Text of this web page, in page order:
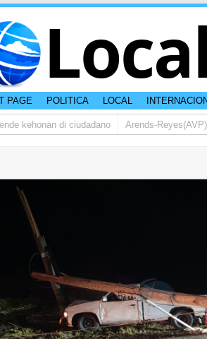
PAGE POLITICA LOCAL
kehonan di ciudadano Arends-Reyes(AVP):